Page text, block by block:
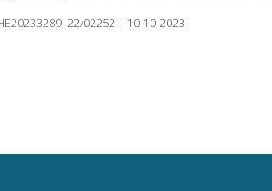
22/02252 | 10-10-2023